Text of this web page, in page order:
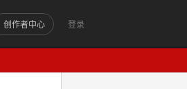
登录
创作者中心